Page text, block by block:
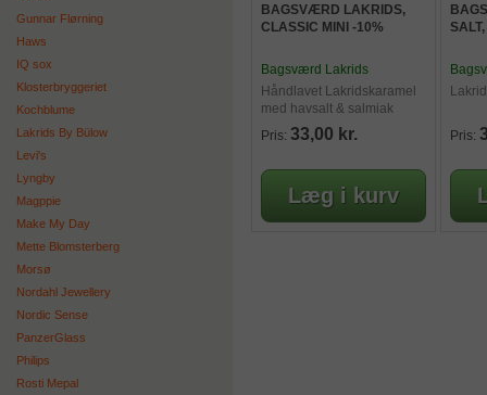
Gunnar Flørning
Haws
IQ sox
Klosterbryggeriet
Kochblume
Lakrids By Bülow
Levi's
Lyngby
Magppie
Make My Day
Mette Blomsterberg
Morsø
Nordahl Jewellery
Nordic Sense
PanzerGlass
Philips
Rosti Mepal
BAGSVÆRD LAKRIDS,
CLASSIC MINI -10%
Bagsværd Lakrids
Håndlavet Lakridskaramel
med havsalt & salmiak
Pris: 33,00 kr. Pris: